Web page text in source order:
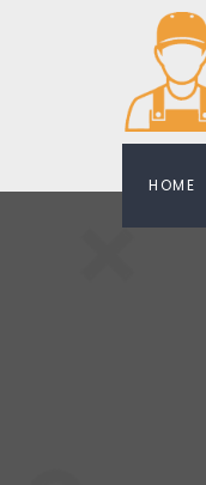
HOME